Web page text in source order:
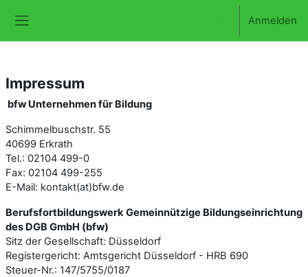
Anmelden
Impressum
bfw Unternehmen für Bildung
Schimmelbuschstr. 55
40699 Erkrath
Tel.: 02104 499-0
Fax: 02104 499-255
E-Mail: kontakt(at)bfw.de
Berufsfortbildungswerk Gemeinnützige Bildungseinrichtung
des DGB GmbH (bfw)
Sitz der Gesellschaft: Düsseldorf
Registergericht: Amtsgericht Düsseldorf - HRB 690
Steuer-Nr.: 147/5755/0187